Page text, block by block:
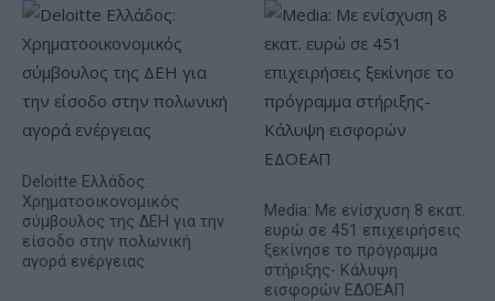
Deloitte Ελλάδος:
Χρηματοοικονομικός
σύμβουλος της ΔΕΗ για την
είσοδο στην πολωνική
αγορά ενέργειας
Media: Με ενίσχυση 8 εκατ.
ευρώ σε 451 επιχειρήσεις
ξεκίνησε το πρόγραμμα
στήριξης- Κάλυψη
εισφορών ΕΔΟΕΑΠ